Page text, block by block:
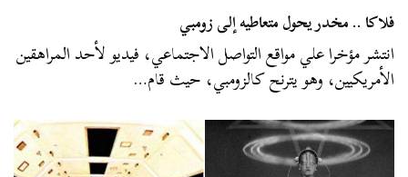
فلاكا .. مخدر يحول متعاطيه إلى زومبي
انتشر مؤخرا علي مواقع التواصل الاجتماعي، فيديو لأحد المراهقين
الأمريكيين، وهو يترنح كالزومبي، حيث قام…